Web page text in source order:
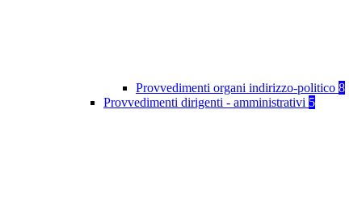
Provvedimenti organi indirizzo-politico 8
Provvedimenti dirigenti - amministrativi 5